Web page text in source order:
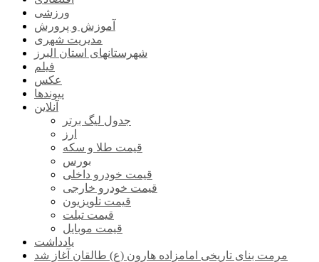
ورزشی
آموزش و پرورش
مدیریت شهری
شهرستانهای استان البرز
فیلم
عکس
پیوندها
آنلاین
جدول لیگ برتر
ارز
قیمت طلا و سکه
بورس
قیمت خودرو داخلی
قیمت خودرو خارجی
قیمت تلویزیون
قیمت تبلت
قیمت موبایل
یادداشت
مرمت بنای تاریخی امامزاده هارون (ع) طالقان آغاز شد